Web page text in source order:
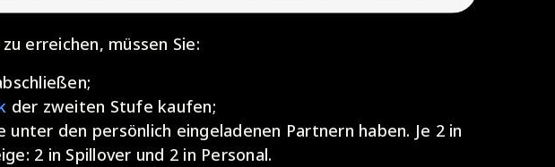
erreichen, müssen Sie:
der zweiten Stufe kaufen;
unter den persönlich eingeladenen Partnern haben. Je 2 in
2 in Spillover und 2 in Personal.